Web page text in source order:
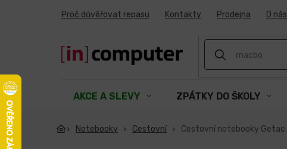
Proč důvěřovat repasu Kontakty Prodejna O nás
AKCE A SLEVY ZPÁTKY DO ŠKOLY
Notebooky Cestovní Cestovní notebooky Getac